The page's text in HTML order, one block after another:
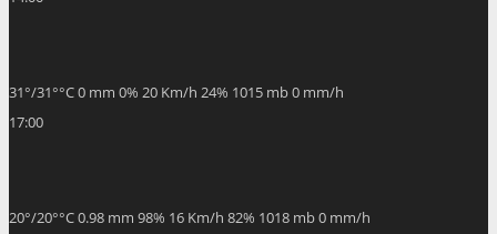
31°/31°°C0 mm 0% 20 Km/h 24% 1015 mb0 mm/h
17:00
20°/20°°C0.98 mm 98% 16 Km/h 82% 1018 mb0 mm/h